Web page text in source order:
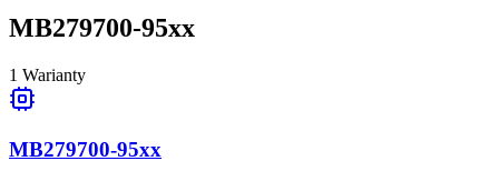
MB279700-95xx
1 Warianty
MB279700-95xx